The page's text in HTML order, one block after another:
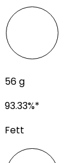
56g
93.33%*
Fett